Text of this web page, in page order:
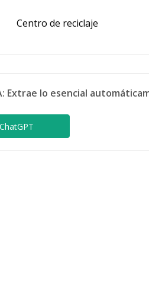
Centro de reciclaje
IA: Extrae lo esencial
ChatGPT